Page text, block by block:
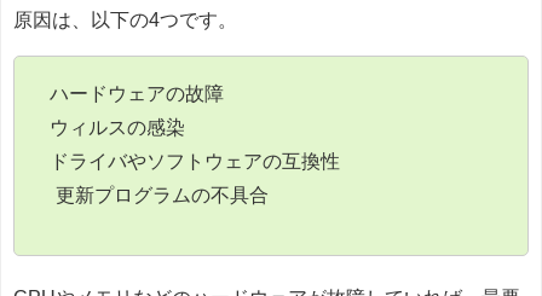
原因は、以下の4つです。
ハードウェアの故障
ウィルスの感染
ドライバやソフトウェアの互換性
更新プログラムの不具合